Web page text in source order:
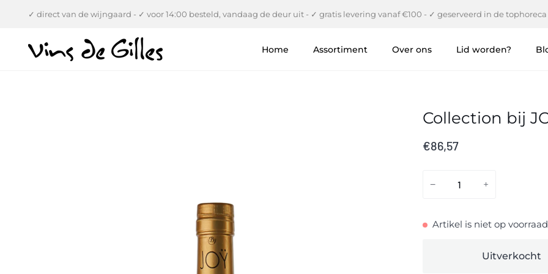
✓ direct van de wijngaard - ✓ voor 14:00 besteld, vandaag de deur uit - ✓ gratis levering vanaf €100 - ✓ geserveerd in de tophoreca
Home Assortiment Over ons Lid worden?
Collection bij
€86,57
− +
Artikel is niet op voorraad
Uitverkocht